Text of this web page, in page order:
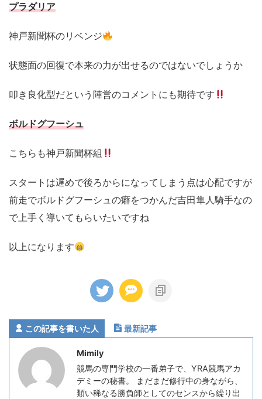
プラダリア
神戸新聞杯のリベンジ
状態面の回復で本来の力が出せるのではないでしょうか
叩き良化型だという陣営のコメントにも期待です
ボルドグフーシュ
こちらも神戸新聞杯組
スタートは遅めで後ろからになってしまう点は心配ですが
前走でボルドグフーシュの癖をつかんだ吉田隼人騎手なの
で上手く導いてもらいたいですね
以上になります
この記事を書いた人 最新記事
Mimily
競馬の専門学校の一番弟子で、YRA競馬アカ
デミーの秘書。 まだまだ修行中の身ながら、
類い稀なる勝負師としてのセンスから繰り出